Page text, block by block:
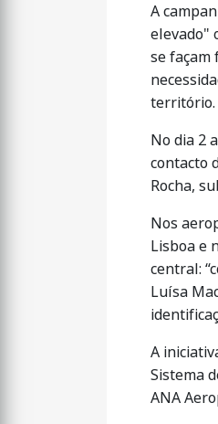
A
elevado"
se façam
território.
No dia 2
contacto
Rocha,
Nos
Lisboa e
central:
Luísa
A
Sistema
ANA